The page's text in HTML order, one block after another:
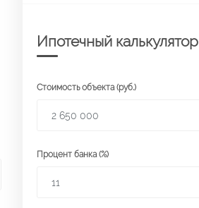
Ипотечный калькулятор
Стоимость объекта (руб.)
Процент банка (%)